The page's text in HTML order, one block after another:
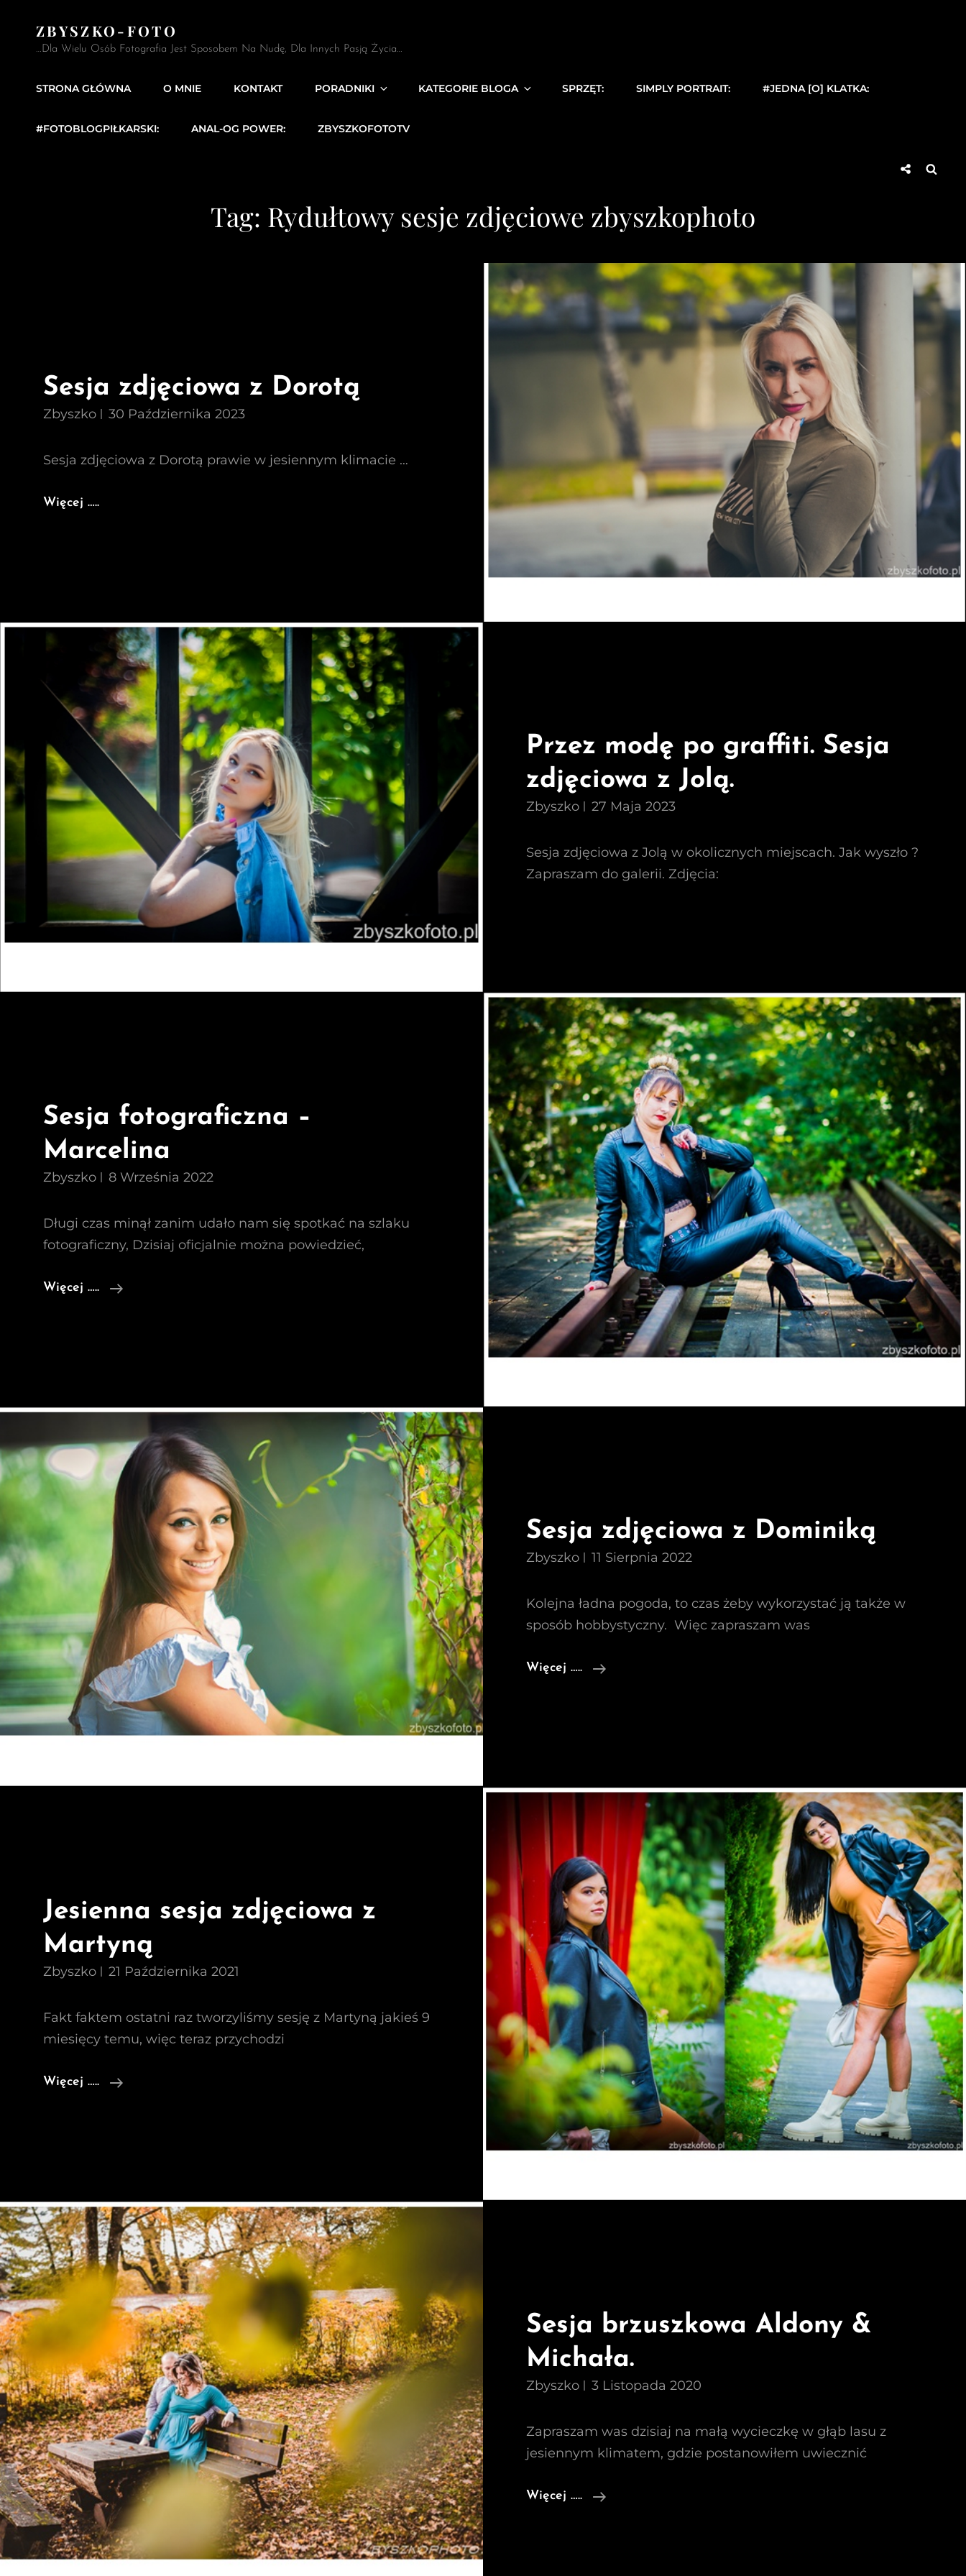
ZBYSZKO-FOTO
…Dla Wielu Osób Fotografia Jest Sposobem Na Nudę, Dla Innych Pasją Życia…
STRONA GŁÓWNA O MNIE KONTAKT PORADNIKI KATEGORIE BLOGA SPRZĘT: SIMPLY PORTRAIT: #JEDNA [O] KLATKA:
#FOTOBLOGPIŁKARSKI: ANAL-OG POWER: ZBYSZKOFOTOTV
Social
Tag: Rydułtowy sesje zdjęciowe zbyszkophoto
Sesja zdjęciowa z Dorotą
Zbyszko 30 Października 2023
Sesja zdjęciowa z Dorotą prawie w jesiennym klimacie …
Więcej …..Sesja
Przez modę po graffiti. Sesja
zdjęciowa z Jolą.
Zbyszko 27 Maja 2023
Sesja zdjęciowa z Jolą w okolicznych miejscach. Jak wyszło ?
Zapraszam do galerii. Zdjęcia:
Sesja fotograficzna –
Marcelina
Zbyszko 8 Września 2022
Długi czas minął zanim udało nam się spotkać na szlaku
fotograficzny, Dzisiaj oficjalnie można powiedzieć,
Więcej …..
Sesja
Sesja zdjęciowa z Dominiką
Zbyszko 11 Sierpnia 2022
Kolejna ładna pogoda, to czas żeby wykorzystać ją także w
sposób hobbystyczny. Więc zapraszam was
Więcej …..
Sesja
Jesienna sesja zdjęciowa z
Martyną
Zbyszko 21 Października 2021
Fakt faktem ostatni raz tworzyliśmy sesję z Martyną jakieś 9
miesięcy temu, więc teraz przychodzi
Więcej …..
Jesienna
Sesja brzuszkowa Aldony &
Michała.
Zbyszko 3 Listopada 2020
Zapraszam was dzisiaj na małą wycieczkę w głąb lasu z
jesiennym klimatem, gdzie postanowiłem uwiecznić
Więcej …..
Sesja